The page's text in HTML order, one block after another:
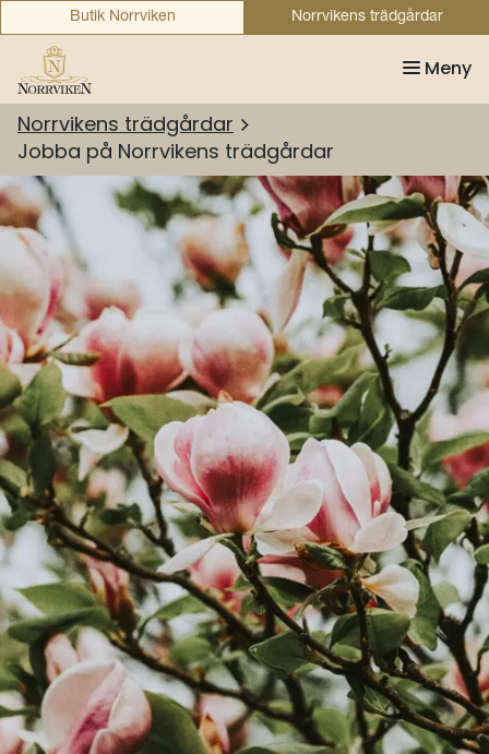
Butik Norrviken Norrvikens trädgårdar
Meny
Norrvikens trädgårdar
Jobba på Norrvikens trädgårdar